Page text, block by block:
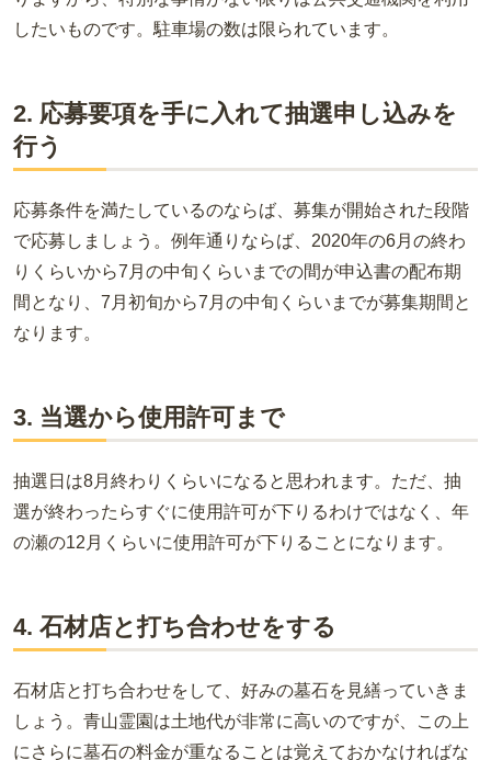
したいものです。駐車場の数は限られています。
2. 応募要項を手に入れて抽選申し込みを
行う
応募条件を満たしているのならば、募集が開始された段階
で応募しましょう。例年通りならば、2020年の6月の終わ
りくらいから7月の中旬くらいまでの間が申込書の配布期
間となり、7月初旬から7月の中旬くらいまでが募集期間と
なります。
3. 当選から使用許可まで
抽選日は8月終わりくらいになると思われます。ただ、抽
選が終わったらすぐに使用許可が下りるわけではなく、年
の瀬の12月くらいに使用許可が下りることになります。
4. 石材店と打ち合わせをする
石材店と打ち合わせをして、好みの墓石を見繕っていきま
しょう。青山霊園は土地代が非常に高いのですが、この上
にさらに墓石の料金が重なることは覚えておかなければな